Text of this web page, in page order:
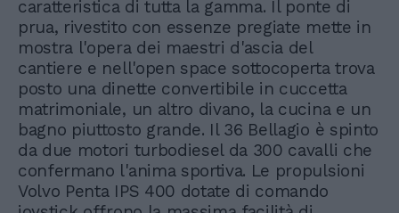
caratteristica di tutta la gamma. Il ponte di
prua, rivestito con essenze pregiate mette in
mostra l'opera dei maestri d'ascia del
cantiere e nell'open space sottocoperta trova
posto una dinette convertibile in cuccetta
matrimoniale, un altro divano, la cucina e un
bagno piuttosto grande. Il 36 Bellagio è spinto
da due motori turbodiesel da 300 cavalli che
confermano l'anima sportiva. Le propulsioni
Volvo Penta IPS 400 dotate di comando